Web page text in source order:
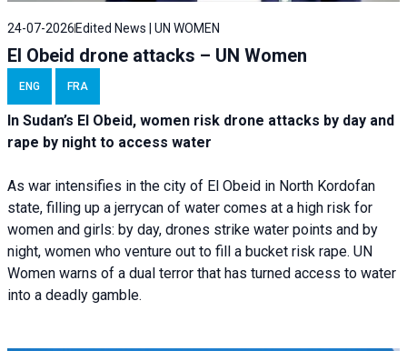
24-07-2026 Edited News | UN WOMEN
El Obeid drone attacks – UN Women
ENG FRA
In Sudan’s El Obeid, women risk drone attacks by day and
rape by night to access water
As war intensifies in the city of El Obeid in North Kordofan
state, filling up a jerrycan of water comes at a high risk for
women and girls: by day, drones strike water points and by
night, women who venture out to fill a bucket risk rape. UN
Women warns of a dual terror that has turned access to water
into a deadly gamble.